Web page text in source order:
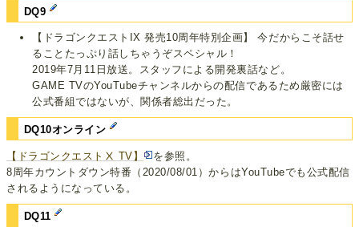
DQ9
【ドラゴンクエストIX 発売10周年特別企画】 今だからこそ話せ
ることたっぷり話しちゃうぞスペシャル！
2019年7月11日放送。スタッフによる開発裏話など。
GAME TVのYouTubeチャンネルからの配信であるため厳密には
公式番組ではないが、関係者総出だった。
DQ10オンライン
【ドラゴンクエストⅩ TV】
を参照。
8周年カウントダウン特番（2020/08/01）からはYouTubeでも公式配信
されるようになっている。
DQ11